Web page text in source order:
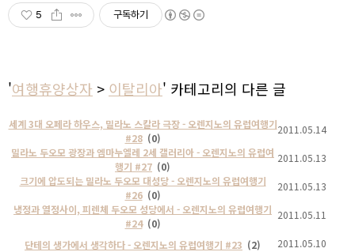
5 구독하기
'여행휴양상자 > 이탈리아' 카테고리의 다른 글
세계 3대 오페라 하우스, 밀라노 스칼라 극장 - 오렌지노의 유럽여행기
#28 (0)
2011.05.14
밀라노 두오모 광장과 엠마누엘레 2세 갤러리아 - 오렌지노의 유럽여
행기 #27 (0)
2011.05.13
크기에 압도되는 밀라노 두오모 대성당 - 오렌지노의 유럽여행기
#26 (0)
2011.05.13
냉정과 열정사이, 피렌체 두오모 성당에서 - 오렌지노의 유럽여행기
#24 (0)
2011.05.11
단테의 생가에서 생각하다 - 오렌지노의 유럽여행기 #23 (2)
2011.05.10